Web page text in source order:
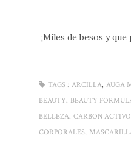
¡Miles de besos y
TAGS : ARCILLA, AUGA
BEAUTY, BEAUTY
BELLEZA, CARBON ACTIVO
CORPORALES,